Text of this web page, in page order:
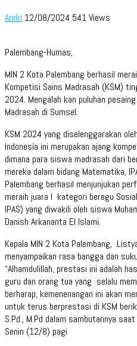
Andri 12/08/2024 541 Views
Palembang-Humas,
MIN 2 Kota Palembang berhasil
Kompetisi Sains Madrasah (KSM)
2024. Mengalah kan puluhan
Madrasah di Sumsel.
KSM 2024 yang diselenggarakan
Indonesia ini merupakan ajang
dimana para siswa madrasah dari
mereka dalam bidang Matematika,
Palembang berhasil menjunjukan
meraih juara I kategori beregu
IPAS) yang diwakili oleh siswa
Danish Arkananta El Islami.
Kepala MIN 2 Kota Palembang,
menyampaikan rasa bangga dan
“Alhamdulillah, prestasi ini adalah
guru dan orang tua yang selalu
berharap, kemenenangan ini akan
untuk terus berprestasi di KSM
S.Pd., M.Pd dalam sambutannya
Senin (12/8) pagi